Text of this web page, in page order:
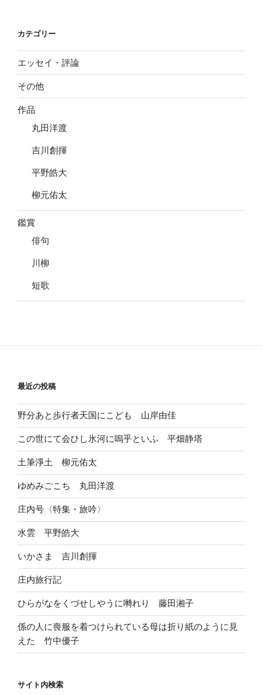
カテゴリー
エッセイ・評論
その他
作品
丸田洋渡
吉川創揮
平野皓大
柳元佑太
鑑賞
俳句
川柳
短歌
最近の投稿
野分あと歩行者天国にこども 山岸由佳
この世にて会ひし氷河に嗚乎といふ 平畑静塔
土筆淨土 柳元佑太
ゆめみごこち 丸田洋渡
庄内号〈特集・旅吟〉
水雲 平野皓大
いかさま 吉川創揮
庄内旅行記
ひらがなをくづせしやうに囀れり 藤田湘子
係の人に喪服を着つけられている母は折り紙のように見
えた 竹中優子
サイト内検索